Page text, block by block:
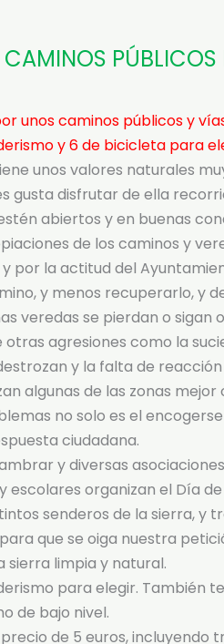
CAMINOS
unos caminos públicos y
y 6 de bicicleta para
unos valores naturales
gusta disfrutar de ella
abiertos y en buenas
de los caminos y
por la actitud del
y menos recuperarlo, y
veredas se pierdan o sigan
agresiones como la
y la falta de
algunas de las zonas mejor
no solo es el
ciudadana.
y diversas
escolares organizan el Día
senderos de la sierra, y
que se oiga nuestra
sierra limpia y natural.
para elegir. También
de bajo nivel.
de 5 euros, incluyendo